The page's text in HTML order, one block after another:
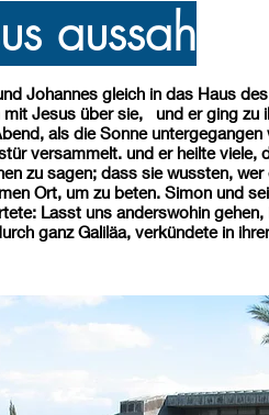
aussah
Johannes gleich in das Haus
Jesus über sie, und er ging zu
als die Sonne untergegangen
versammelt. und er heilte viele,
zu sagen; dass sie wussten, wer
Ort, um zu beten. Simon und
Lasst uns anderswohin
ganz Galiläa, verkündete in